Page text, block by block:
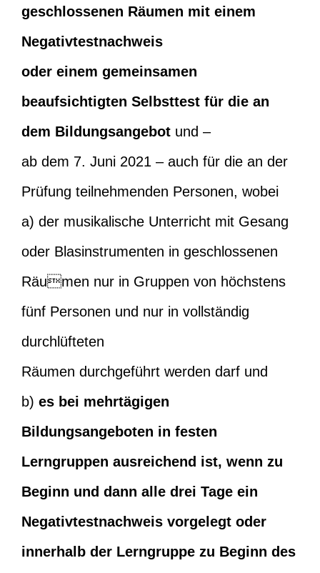
geschlossenen Räumen mit einem
Negativtestnachweis
oder einem gemeinsamen
beaufsichtigten Selbsttest für die an
dem Bildungsangebot und –
ab dem 7. Juni 2021 – auch für die an der
Prüfung teilnehmenden Personen, wobei
a) der musikalische Unterricht mit Gesang
oder Blasinstrumenten in geschlossenen
Räumen nur in Gruppen von höchstens
fünf Personen und nur in vollständig
durchlüfteten
Räumen durchgeführt werden darf und
b) es bei mehrtägigen
Bildungsangeboten in festen
Lerngruppen ausreichend ist, wenn zu
Beginn und dann alle drei Tage ein
Negativtestnachweis vorgelegt oder
innerhalb der Lerngruppe zu Beginn des